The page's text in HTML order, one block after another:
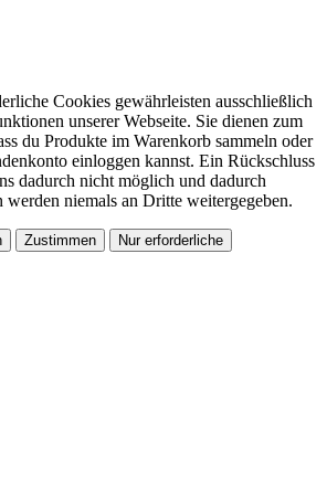
Cookies gewährleisten ausschließlich
unserer Webseite. Sie dienen zum
du Produkte im Warenkorb sammeln oder
einloggen kannst. Ein Rückschluss
dadurch nicht möglich und dadurch
werden niemals an Dritte weitergegeben.
Zustimmen Nur erforderliche